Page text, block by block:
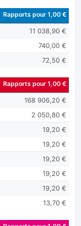
Rapports pour 1,00 €
11 038,90 €
740,00 €
72,50 €
Rapports pour 1,00 €
168 906,20 €
2 050,80 €
19,20 €
19,20 €
19,20 €
19,20 €
19,20 €
13,70 €